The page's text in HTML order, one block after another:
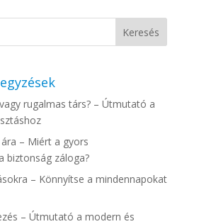
rugalmas társ? – Útmutató a
– Miért a gyors
biztonság záloga?
– Könnyítse a mindennapokat
– Útmutató a modern és